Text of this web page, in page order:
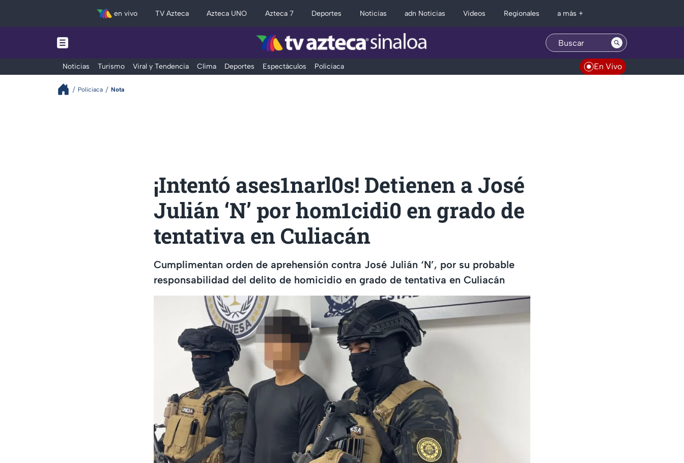
en vivo TV Azteca Azteca UNO Azteca 7 Deportes Noticias adn Noticias Videos Regionales a más +
Noticias Turismo Viral y Tendencia Clima Deportes Espectáculos Policiaca En Vivo
Policiaca Nota
¡Intentó ases1narl0s! Detienen a José
Julián ‘N’ por hom1cidi0 en grado de
tentativa en Culiacán
Cumplimentan orden de aprehensión contra José Julián ‘N’, por su probable
responsabilidad del delito de homicidio en grado de tentativa en Culiacán